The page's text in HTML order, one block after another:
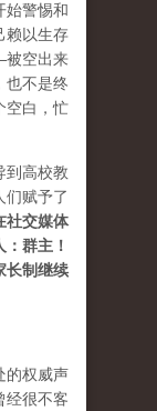
始警惕和
赖以生存
空出来
也不是终
空白，忙
到高校教
们赋予了
社交媒体
群主！
长制继续
的权威声
经很不客